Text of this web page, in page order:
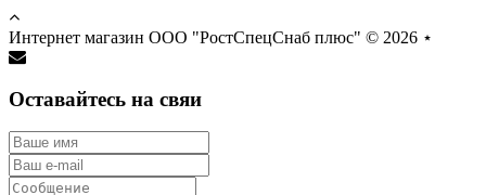
Интернет магазин ООО "РостСпецСнаб плюс" © 2026 ⋆
Оставайтесь на свяи